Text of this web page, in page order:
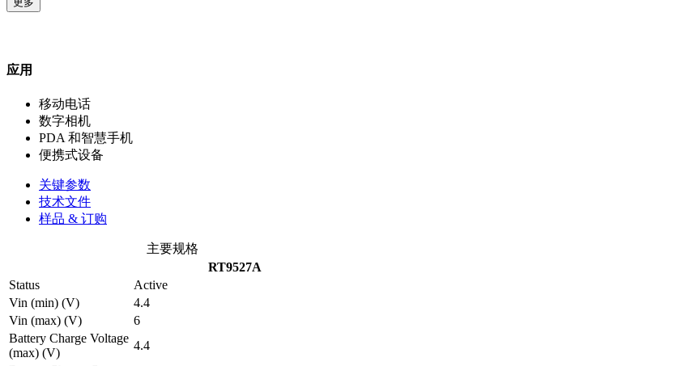
应用
移动电话
数字相机
PDA 和智慧手机
便携式设备
关键参数
技术文件
样品 & 订购
主要规格
RT9527A
Status
Active
Vin (min) (V)
4.4
Vin (max) (V)
6
Battery Charge Voltage
(max) (V)
4.4